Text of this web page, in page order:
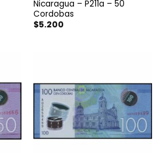
Nicaragua – P211a – 50
Cordobas
$5.200